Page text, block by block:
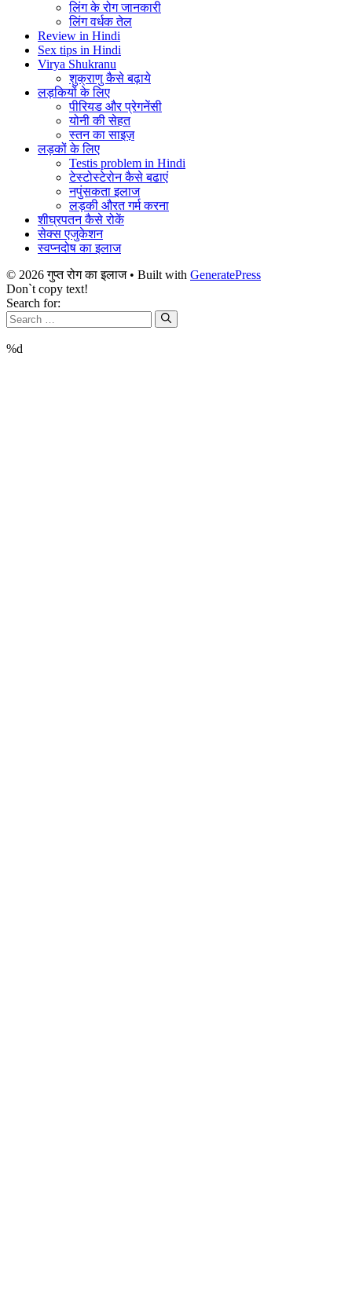
लिंग के रोग जानकारी
लिंग वर्धक तेल
Review in Hindi
Sex tips in Hindi
Virya Shukranu
शुक्राणु कैसे बढ़ाये
लड़कियों के लिए
पीरियड और प्रेगनेंसी
योनी की सेहत
स्तन का साइज़
लड़कों के लिए
Testis problem in Hindi
टेस्टोस्टेरोन कैसे बढाएं
नपुंसकता इलाज
लड़की औरत गर्म करना
शीघ्रपतन कैसे रोकें
सेक्स एजुकेशन
स्वप्नदोष का इलाज
© 2026 गुप्त रोग का इलाज• Built with GeneratePress
Don`t copy text!
Search for:
%d